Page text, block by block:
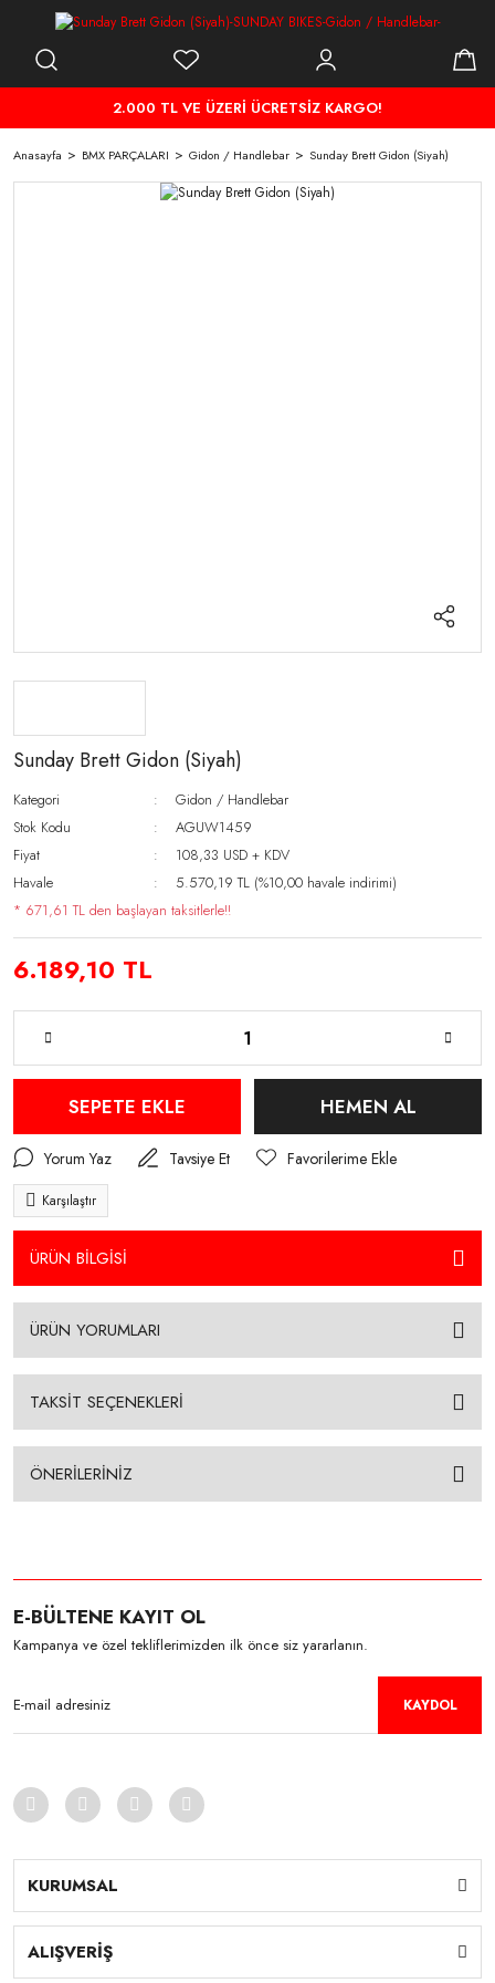
2.000 TL VE ÜZERİ ÜCRETSİZ KARGO!
Anasayfa BMX PARÇALARI Gidon / Handlebar Sunday Brett Gidon (Siyah)
Sunday Brett Gidon (Siyah)
Kategori
Gidon / Handlebar
Stok Kodu
AGUW1459
Fiyat
108,33 USD + KDV
Havale
5.570,19 TL (%10,00 havale indirimi)
* 671,61 TL den başlayan taksitlerle!!
6.189,10 TL
SEPETE EKLE HEMEN AL
Yorum Yaz Tavsiye Et
Karşılaştır
ÜRÜN BİLGİSİ
ÜRÜN YORUMLARI
TAKSİT SEÇENEKLERİ
ÖNERİLERİNİZ
E-BÜLTENE KAYIT OL
Kampanya ve özel tekliflerimizden ilk önce siz yararlanın.
KAYDOL
KURUMSAL
ALIŞVERİŞ